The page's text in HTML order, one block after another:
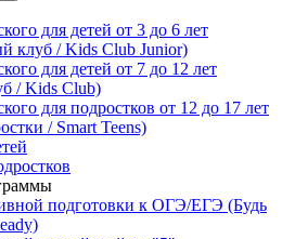
для детей от 3 до 6 лет
клуб / Kids Club Junior)
для детей от 7 до 12 лет
/ Kids Club)
для подростков от 12 до 17 лет
/ Smart Teens)
подготовки к ОГЭ/ЕГЭ (Будь